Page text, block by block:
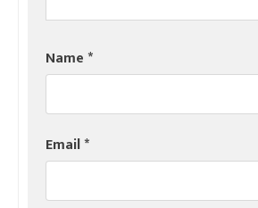
Name*
Email*